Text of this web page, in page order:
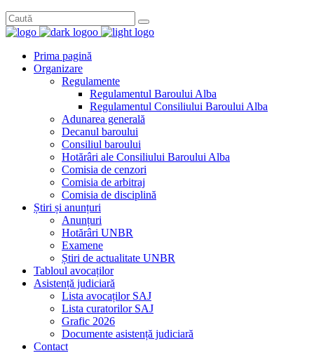
Prima pagină
Organizare
Regulamente
Regulamentul Baroului Alba
Regulamentul Consiliului Baroului Alba
Adunarea generală
Decanul baroului
Consiliul baroului
Hotărâri ale Consiliului Baroului Alba
Comisia de cenzori
Comisia de arbitraj
Comisia de disciplină
Știri și anunțuri
Anunțuri
Hotărâri UNBR
Examene
Știri de actualitate UNBR
Tabloul avocaților
Asistență judiciară
Lista avocaților SAJ
Lista curatorilor SAJ
Grafic 2026
Documente asistență judiciară
Contact